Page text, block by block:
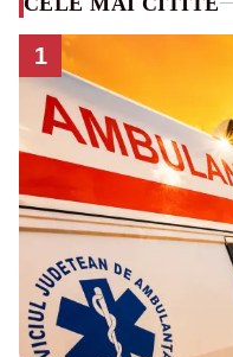
1